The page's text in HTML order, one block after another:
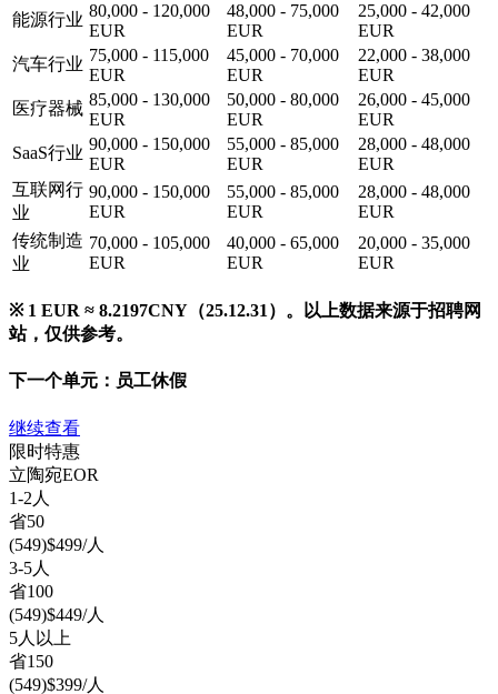
能源行业 80,000 - 120,000
EUR
48,000 - 75,000
EUR
25,000 - 42,000
EUR
汽车行业 75,000 - 115,000
EUR
45,000 - 70,000
EUR
22,000 - 38,000
EUR
医疗器械 85,000 - 130,000
EUR
50,000 - 80,000
EUR
26,000 - 45,000
EUR
SaaS行业 90,000 - 150,000
EUR
55,000 - 85,000
EUR
28,000 - 48,000
EUR
互联网行
业
90,000 - 150,000
EUR
55,000 - 85,000
EUR
28,000 - 48,000
EUR
传统制造
业
70,000 - 105,000
EUR
40,000 - 65,000
EUR
20,000 - 35,000
EUR
※ 1 EUR ≈ 8.2197CNY（25.12.31）。以上数据来源于招聘网
站，仅供参考。
下一个单元： 员工休假
继续查看
限时特惠
立陶宛EOR
1-2人
省50
(549)$499/人
3-5人
省100
(549)$449/人
5人以上
省150
(549)$399/人